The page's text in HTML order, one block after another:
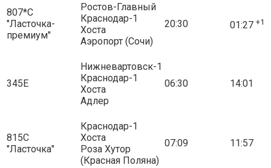
807*С
"Ласточка-
премиум"
Ростов-Главный
Краснодар-1
Хоста
Аэропорт (Сочи)
20:30 01:27 +1
345Е
Нижневартовск-1
Краснодар-1
Хоста
Адлер
06:30 14:01
815С
"Ласточка"
Краснодар-1
Хоста
Роза Хутор
(Красная Поляна)
07:09 11:57